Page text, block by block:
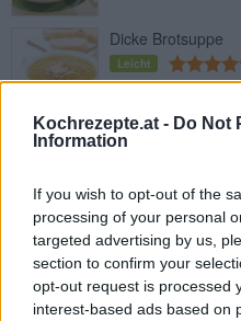
Kochrezepte.at - Do Not
Information
If you wish to opt-out of the
processing of your personal
targeted advertising by us,
section to confirm your
opt-out request is processed
interest-based ads based on
Dicke Brotsuppe
Leicht
Marokkanische
Tofu Suppe
Leicht